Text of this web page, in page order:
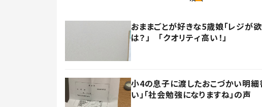
おままごとが好きな5歳娘「レジが
は？」 「クオリティ高い！」
小4の息子に渡したおこづかい明
い」「社会勉強になりますね」の声